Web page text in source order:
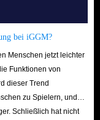
bei iGGM?
Menschen jetzt leichter
Funktionen von
dieser Trend
zu Spielern, und
Schließlich hat nicht